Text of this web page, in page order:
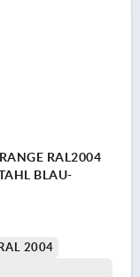
RAL2004
BLAU-
2004